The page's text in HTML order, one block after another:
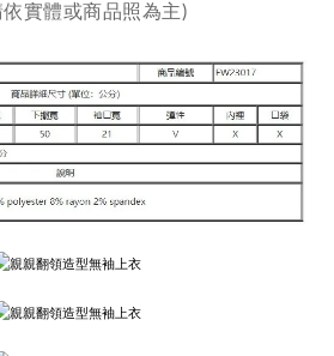
依實體或商品照為主)